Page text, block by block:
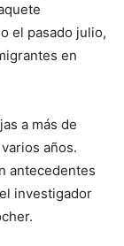
el pasado julio,
en
a más de
años.
antecedentes
investigador